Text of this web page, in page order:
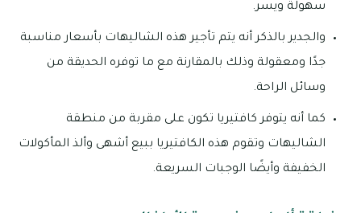
سهولة ويسر.
والجدير بالذكر أنه يتم تأجير هذه الشاليهات بأسعار مناسبة
جدًا ومعقولة وذلك بالمقارنة مع ما توفره الحديقة من
وسائل الراحة.
كما أنه يتوفر كافتيريا تكون على مقربة من منطقة
الشاليهات وتقوم هذه الكافتيريا ببيع أشهى وألذ المأكولات
الخفيفة وأيضًا الوجبات السريعة.